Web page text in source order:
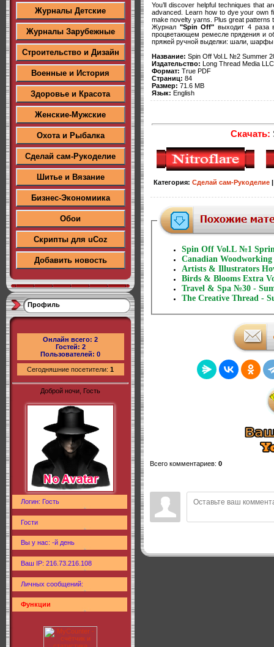
Журналы Детские
Журналы Зарубежные
Строительство и Дизайн
Военные и История
Здоровье и Красота
Женские-Мужские
Охота и Рыбалка
Сделай сам-Рукоделие
Шитье и Вязание
Бизнес-Экономиика
Обои
Скрипты для uCoz
Добавить новость
Профиль
Онлайн всего: 2
Гостей: 2
Пользователей: 0
Сегодняшние посетители: 1
Доброй ночи, Гость
Логин: Гость
Гости
Вы у нас: -й день
Ваш IP: 216.73.216.108
Личных сообщений:
Функции
You’ll discover helpful techniques that
advanced. Learn how to dye your own
make novelty yarns. Plus great patterns
Журнал "Spin Off" выходит 4 раза
процветающем ремесле прядения и
пряжей ручной выделки: шали,
Название: Spin Off Vol.L №2 Summer
Издательство: Long Thread Media LLC
Формат: True PDF
Страниц: 84
Размер: 71.6 MB
Язык: English
Скачать:
Категория: Сделай сам-Рукоделие
Spin Off Vol.L №1
Canadian
Artists & Illustrators
Birds & Blooms Extra
Travel & Spa №30 -
The Creative Thread -
Всего комментариев: 0